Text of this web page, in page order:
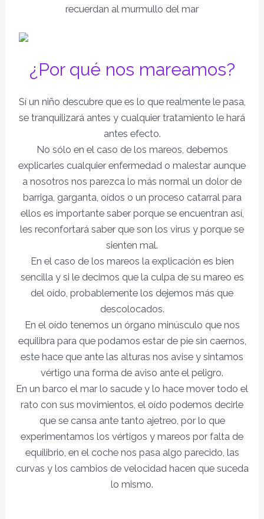
recuerdan al murmullo del mar
¿Por qué nos mareamos?
Sí un niño descubre que es lo que realmente le pasa,
se tranquilizará antes y cualquier tratamiento le hará
antes efecto.
No sólo en el caso de los mareos, debemos
explicarles cualquier enfermedad o malestar aunque
a nosotros nos parezca lo más normal un dolor de
barriga, garganta, oídos o un proceso catarral para
ellos es importante saber porque se encuentran así,
les reconfortará saber que son los virus y porque se
sienten mal.
En el caso de los mareos la explicación es bien
sencilla y si le decimos que la culpa de su mareo es
del oído, probablemente los dejemos más que
descolocados.
En el oído tenemos un órgano minúsculo que nos
equilibra para que podamos estar de pie sin caernos,
este hace que ante las alturas nos avise y sintamos
vértigo una forma de aviso ante el peligro.
En un barco el mar lo sacude y lo hace mover todo el
rato con sus movimientos, el oído podemos decirle
que se cansa ante tanto ajetreo, por lo que
experimentamos los vértigos y mareos por falta de
equilibrio, en el coche nos pasa algo parecido, las
curvas y los cambios de velocidad hacen que suceda
lo mismo.